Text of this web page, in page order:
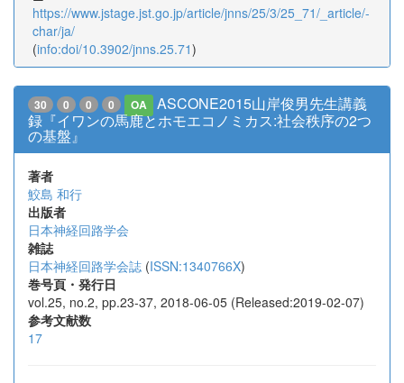
https://www.jstage.jst.go.jp/article/jnns/25/3/25_71/_article/-
char/ja/
(info:doi/10.3902/jnns.25.71)
30 0 0 0 OA
ASCONE2015山岸俊男先生講義
録『イワンの馬鹿とホモエコノミカス:社会秩序の2つ
の基盤』
著者
鮫島 和行
出版者
日本神経回路学会
雑誌
日本神経回路学会誌 (ISSN:1340766X)
巻号頁・発行日
vol.25, no.2, pp.23-37, 2018-06-05 (Released:2019-02-07)
参考文献数
17